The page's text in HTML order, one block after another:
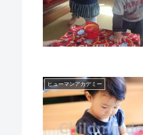
ヒューマンアカデミー